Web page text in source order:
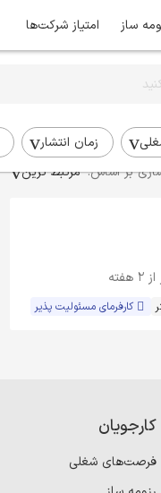
ساز امتیاز شرکت‌ها
زمان انتشار
فعال کنید
بر اساس: مرتبط ترین
کارفرمای مسئولیت پذیر
کارجویان
فرصت‌های شغلی